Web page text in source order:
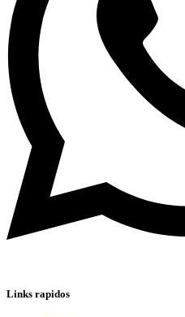
Links rapidos